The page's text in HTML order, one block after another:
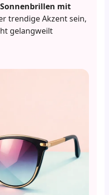
Sonnenbrillen mit
trendige Akzent sein,
gelangweilt